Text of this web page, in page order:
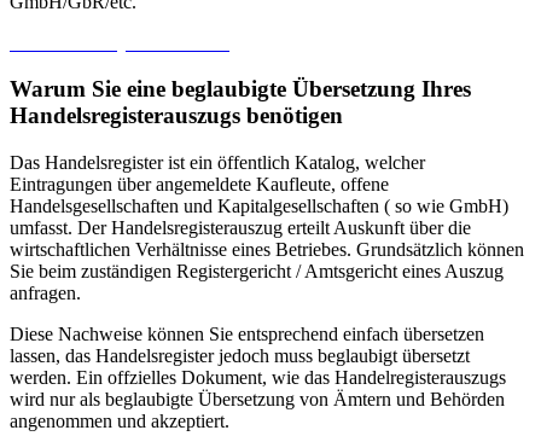
Warum Sie eine beglaubigte Übersetzung Ihres
Handelsregisterauszugs benötigen
Das Handelsregister ist ein öffentlich Katalog, welcher
Eintragungen über angemeldete Kaufleute, offene
Handelsgesellschaften und Kapitalgesellschaften ( so wie GmbH)
umfasst. Der Handelsregisterauszug erteilt Auskunft über die
wirtschaftlichen Verhältnisse eines Betriebes. Grundsätzlich können
Sie beim zuständigen Registergericht / Amtsgericht eines Auszug
anfragen.
Diese Nachweise können Sie entsprechend einfach übersetzen
lassen, das Handelsregister jedoch muss beglaubigt übersetzt
werden. Ein offzielles Dokument, wie das Handelregisterauszugs
wird nur als beglaubigte Übersetzung von Ämtern und Behörden
angenommen und akzeptiert.